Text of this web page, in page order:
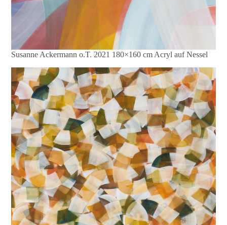
Susanne Ackermann o.T. 2021 180×160 cm Acryl auf Nessel